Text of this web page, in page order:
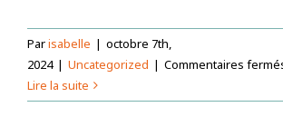
Parisabelle | octobre 7th,
2024 | Uncategorized | Commentaires
Lire la suite